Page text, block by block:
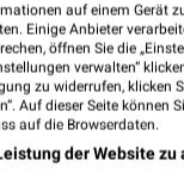
auf einem Gerät
Einige Anbieter
öffnen Sie die
verwalten“
zu widerrufen, klicken
Auf dieser Seite können
auf die Browserdaten.
der Website